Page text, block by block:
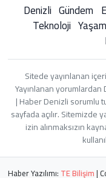
Denizli Gündem
Teknoloji Yaşam
Sitede yayınlanan
Yayınlanan
| Haber Denizli sorumlu
sayfada açılır. Sitemizde
izin alınmaksızın
Haber Yazılımı: TE Bilişim|